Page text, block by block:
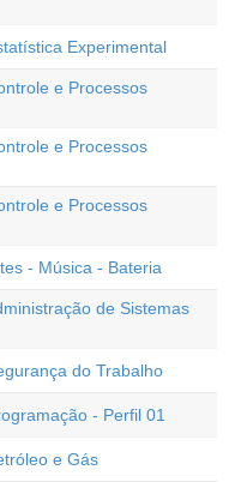
Experimental
e Processos
e Processos
e Processos
- Música - Bateria
de Sistemas
do Trabalho
- Perfil 01
e Gás